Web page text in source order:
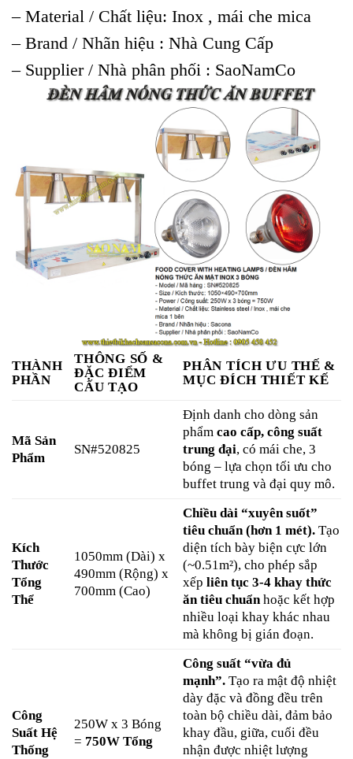
– Material / Chất liệu: Inox , mái che mica
– Brand / Nhãn hiệu : Nhà Cung Cấp
– Supplier / Nhà phân phối : SaoNamCo
THÀNH
PHẦN
THÔNG SỐ &
ĐẶC ĐIỂM
CẤU TẠO
PHÂN TÍCH ƯU THẾ &
MỤC ĐÍCH THIẾT KẾ
Mã Sản
Phẩm
SN#520825
Định danh cho dòng sản
phẩmcao cấp, công suất
trung đại, có mái che, 3
bóng – lựa chọn tối ưu cho
buffet trung và đại quy mô.
Kích
Thước
Tổng
Thể
1050mm (Dài) x
490mm (Rộng) x
700mm (Cao)
Chiều dài “xuyên suốt”
tiêu chuẩn (hơn 1 mét). Tạo
diện tích bày biện cực lớn
(~0.51m²), cho phép sắp
xếpliên tục 3-4 khay thức
ăn tiêu chuẩnhoặc kết hợp
nhiều loại khay khác nhau
mà không bị gián đoạn.
Công
Suất Hệ
Thống
250W x 3 Bóng
= 750W Tổng
Công suất “vừa đủ
mạnh”. Tạo ra mật độ nhiệt
dày đặc và đồng đều trên
toàn bộ chiều dài, đảm bảo
khay đầu, giữa, cuối đều
nhận được nhiệt lượng